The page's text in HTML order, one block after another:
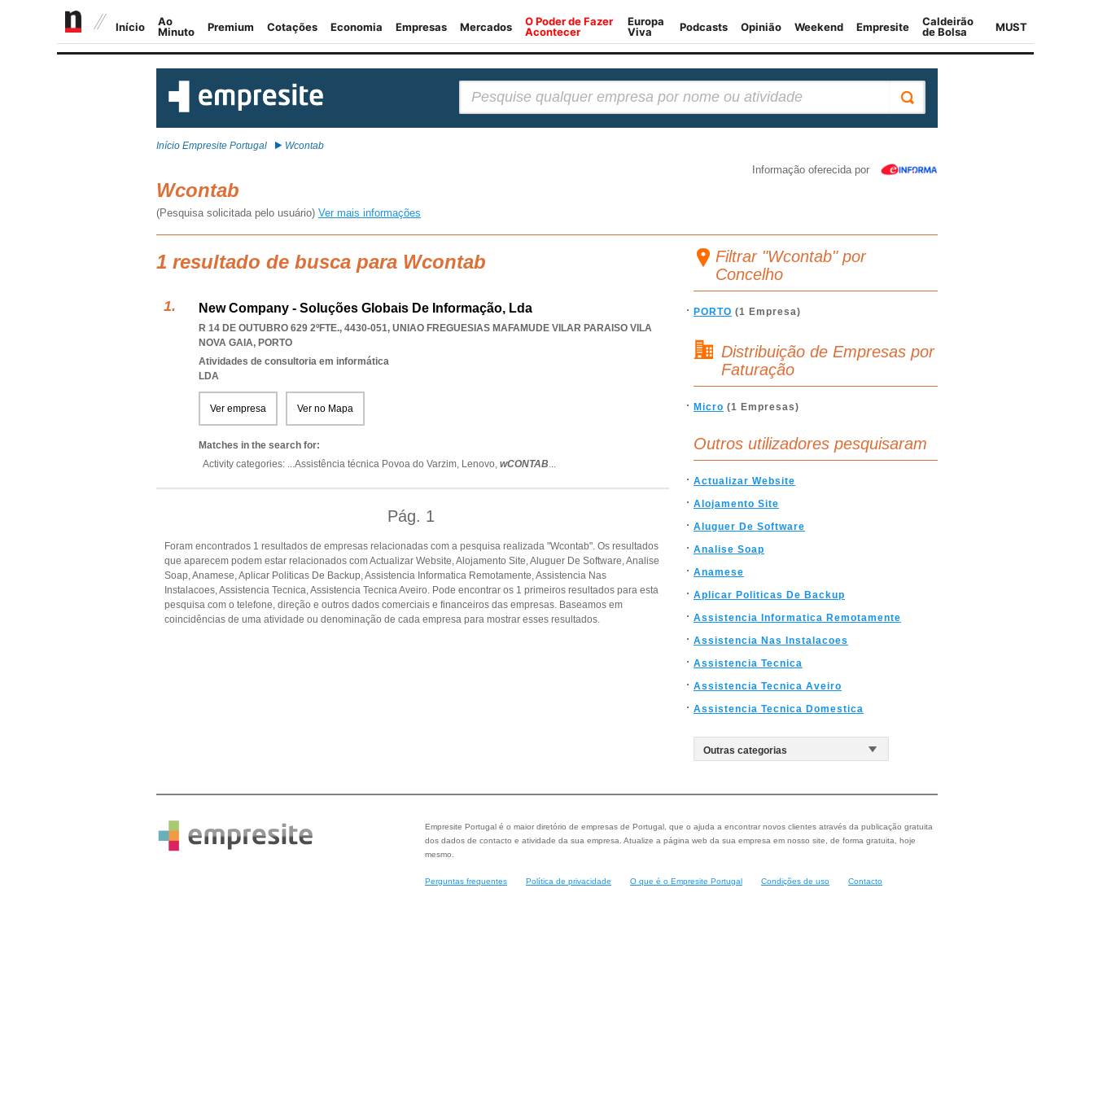
Início Empresite Portugal Wcontab
Informação oferecida por
Wcontab
(Pesquisa solicitada pelo usuário) Ver mais informações
1 resultado de busca para Wcontab
New Company - Soluções Globais De Informação, Lda
R 14 DE OUTUBRO 629 2ºFTE., 4430-051, UNIAO FREGUESIAS MAFAMUDE VILAR PARAISO VILA
NOVA GAIA, PORTO
Atividades de consultoria em informática
LDA
Ver empresa Ver no Mapa
Matches in the search for:
Activity categories: ...Assistência técnica Povoa do Varzim, Lenovo, wCONTAB...
Pág. 1
Foram encontrados 1 resultados de empresas relacionadas com a pesquisa realizada "Wcontab". Os resultados
que aparecem podem estar relacionados com Actualizar Website, Alojamento Site, Aluguer De Software, Analise
Soap, Anamese, Aplicar Politicas De Backup, Assistencia Informatica Remotamente, Assistencia Nas
Instalacoes, Assistencia Tecnica, Assistencia Tecnica Aveiro. Pode encontrar os 1 primeiros resultados para esta
pesquisa com o telefone, direção e outros dados comerciais e financeiros das empresas. Baseamos em
coincidências de uma atividade ou denominação de cada empresa para mostrar esses resultados.
Filtrar "Wcontab" por
Concelho
PORTO (1 Empresa)
Distribuição de Empresas por
Faturação
Micro (1 Empresas)
Outros utilizadores pesquisaram
Actualizar Website
Alojamento Site
Aluguer De Software
Analise Soap
Anamese
Aplicar Politicas De Backup
Assistencia Informatica Remotamente
Assistencia Nas Instalacoes
Assistencia Tecnica
Assistencia Tecnica Aveiro
Assistencia Tecnica Domestica
Empresite Portugal é o maior diretório de empresas de Portugal, que o ajuda a encontrar novos clientes através da publicação gratuita
dos dados de contacto e atividade da sua empresa. Atualize a página web da sua empresa em nosso site, de forma gratuita, hoje
mesmo.
Perguntas frequentes Política de privacidade O que é o Empresite Portugal Condições de uso Contacto